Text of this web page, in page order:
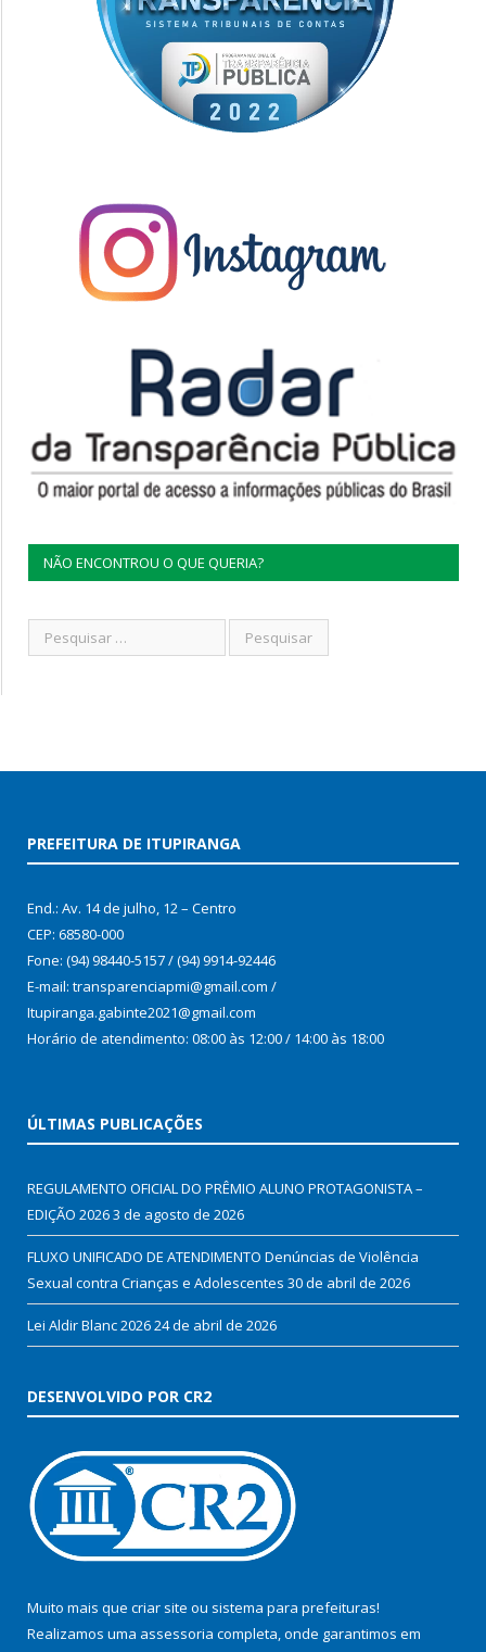
NÃO ENCONTROU O QUE QUERIA?
PREFEITURA DE ITUPIRANGA
End.: Av. 14 de julho, 12 – Centro
CEP: 68580-000
Fone: (94) 98440-5157 / (94) 9914-92446
E-mail: transparenciapmi@gmail.com /
Itupiranga.gabinte2021@gmail.com
Horário de atendimento: 08:00 às 12:00 / 14:00 às 18:00
ÚLTIMAS PUBLICAÇÕES
REGULAMENTO OFICIAL DO PRÊMIO ALUNO PROTAGONISTA –
EDIÇÃO 20263 de agosto de 2026
FLUXO UNIFICADO DE ATENDIMENTO Denúncias de Violência
Sexual contra Crianças e Adolescentes 30 de abril de 2026
Lei Aldir Blanc 202624 de abril de 2026
DESENVOLVIDO POR CR2
Muito mais que criar site ou sistema para prefeituras!
Realizamos uma assessoria completa, onde garantimos em